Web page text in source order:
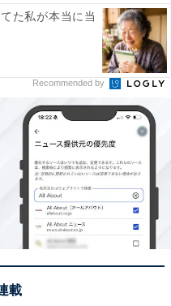
た私が本当に当
Recommended by
載